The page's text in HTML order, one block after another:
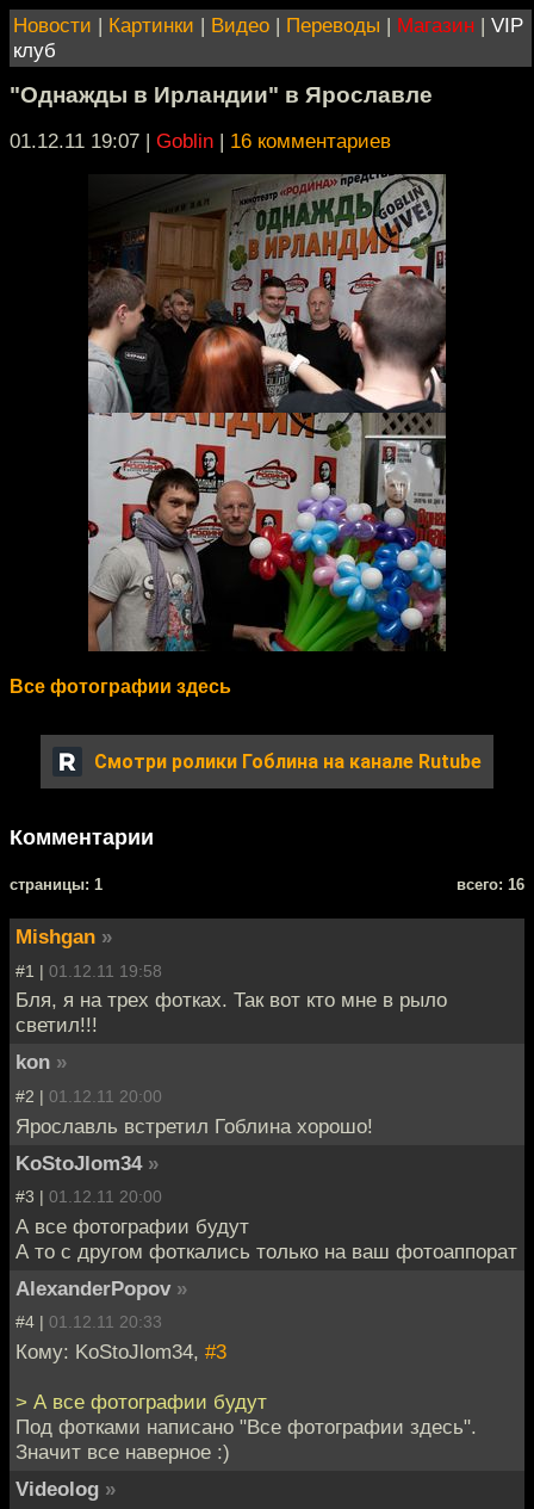
Новости | Картинки | Видео | Переводы | Магазин | VIP
клуб
"Однажды в Ирландии" в Ярославле
01.12.11 19:07 | Goblin | 16 комментариев
Все фотографии здесь
Смотри ролики Гоблина на канале Rutube
Комментарии
cтраницы: 1 всего: 16
Mishgan »
#1 | 01.12.11 19:58
Бля, я на трех фотках. Так вот кто мне в рыло
светил!!!
kon »
#2 | 01.12.11 20:00
Ярославль встретил Гоблина хорошо!
KoStoJlom34 »
#3 | 01.12.11 20:00
А все фотографии будут
А то с другом фоткались только на ваш фотоаппорат
AlexanderPopov »
#4 | 01.12.11 20:33
Кому: KoStoJlom34, #3
> А все фотографии будут
Под фотками написано "Все фотографии здесь".
Значит все наверное :)
Videolog »